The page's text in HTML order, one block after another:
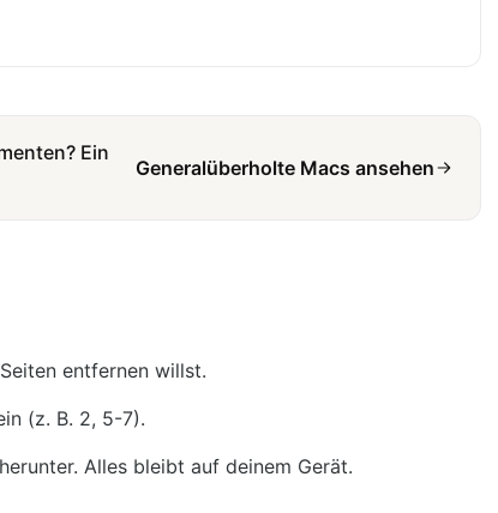
Ein
Generalüberholte Macs ansehen
entfernen willst.
(z. B. 2, 5-7).
Alles bleibt auf deinem Gerät.